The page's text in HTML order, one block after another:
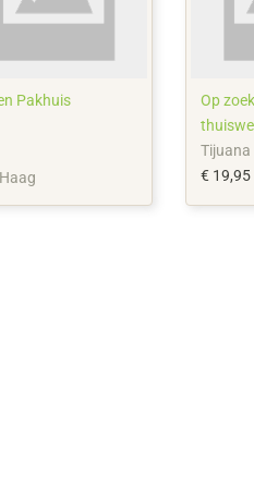
Pakhuis
Op
Tijuana
€ 19,95